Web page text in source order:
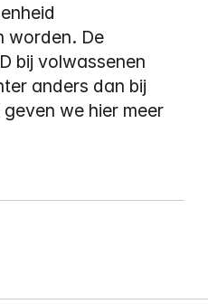
worden. De
bij volwassenen
anders dan bij
we hier meer